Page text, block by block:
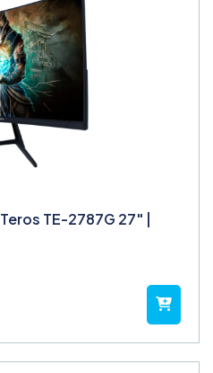
TE-2787G 27" |